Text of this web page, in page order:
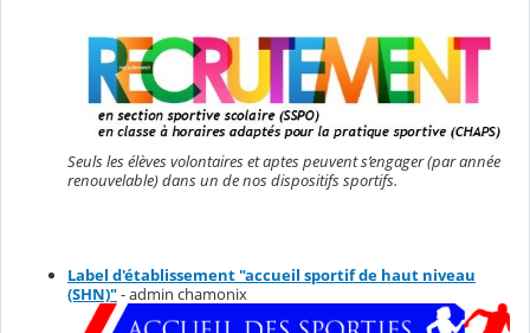
Seuls les élèves volontaires et aptes peuvent s’engager (par année
renouvelable) dans un de nos dispositifs sportifs.
Label d'établissement "accueil sportif de haut niveau
(SHN)"- admin chamonix